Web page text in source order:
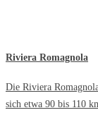
Riviera Romagnola
Die Riviera
sich etwa 90 bis 110